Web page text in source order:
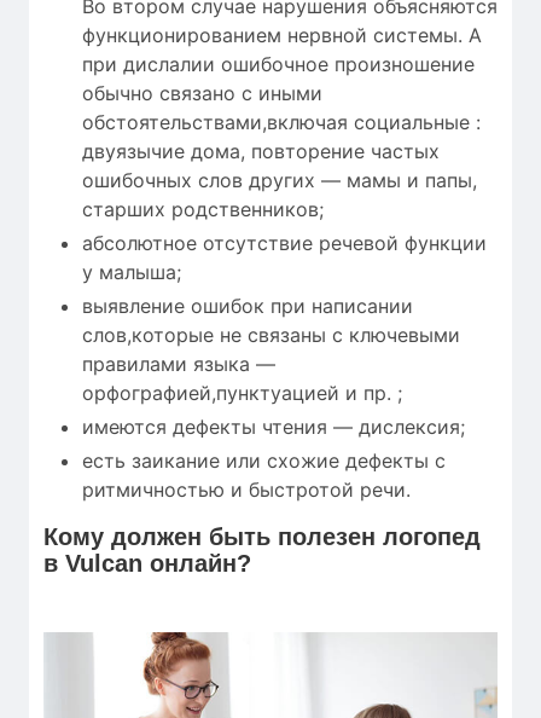
Во втором случае нарушения объясняются
функционированием нервной системы. А
при дислалии ошибочное произношение
обычно связано с иными
обстоятельствами,включая социальные :
двуязычие дома, повторение частых
ошибочных слов других — мамы и папы,
старших родственников;
абсолютное отсутствие речевой функции
у малыша;
выявление ошибок при написании
слов,которые не связаны с ключевыми
правилами языка —
орфографией,пунктуацией и пр. ;
имеются дефекты чтения — дислексия;
есть заикание или схожие дефекты с
ритмичностью и быстротой речи.
Кому должен быть полезен логопед
в Vulcan онлайн?